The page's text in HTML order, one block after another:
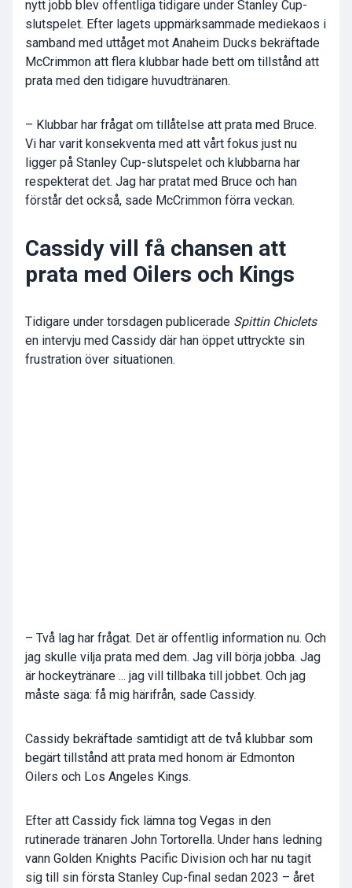
nytt jobb blev offentliga tidigare under Stanley Cup-
slutspelet. Efter lagets uppmärksammade mediekaos i
samband med uttåget mot Anaheim Ducks bekräftade
McCrimmon att flera klubbar hade bett om tillstånd att
prata med den tidigare huvudtränaren.
– Klubbar har frågat om tillåtelse att prata med Bruce.
Vi har varit konsekventa med att vårt fokus just nu
ligger på Stanley Cup-slutspelet och klubbarna har
respekterat det. Jag har pratat med Bruce och han
förstår det också, sade McCrimmon förra veckan.
Cassidy vill få chansen att
prata med Oilers och Kings
Tidigare under torsdagen publicerade Spittin Chiclets
en intervju med Cassidy där han öppet uttryckte sin
frustration över situationen.
– Två lag har frågat. Det är offentlig information nu. Och
jag skulle vilja prata med dem. Jag vill börja jobba. Jag
är hockeytränare ... jag vill tillbaka till jobbet. Och jag
måste säga: få mig härifrån, sade Cassidy.
Cassidy bekräftade samtidigt att de två klubbar som
begärt tillstånd att prata med honom är Edmonton
Oilers och Los Angeles Kings.
Efter att Cassidy fick lämna tog Vegas in den
rutinerade tränaren John Tortorella. Under hans ledning
vann Golden Knights Pacific Division och har nu tagit
sig till sin första Stanley Cup-final sedan 2023 – året